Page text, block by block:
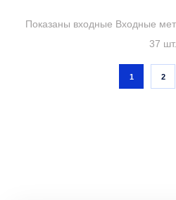
Показаны входные Входные
37 шт.
1 2